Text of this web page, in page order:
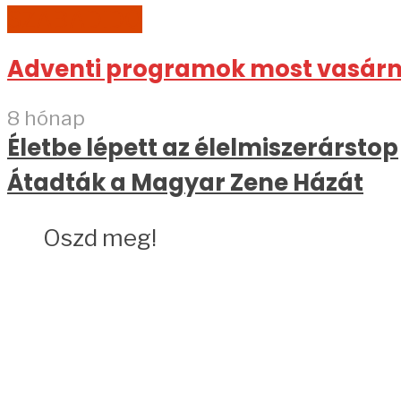
Adventi programok most
8 hónap
Életbe lépett az élelmiszerárstop
Átadták a Magyar Zene Házát
Oszd meg!